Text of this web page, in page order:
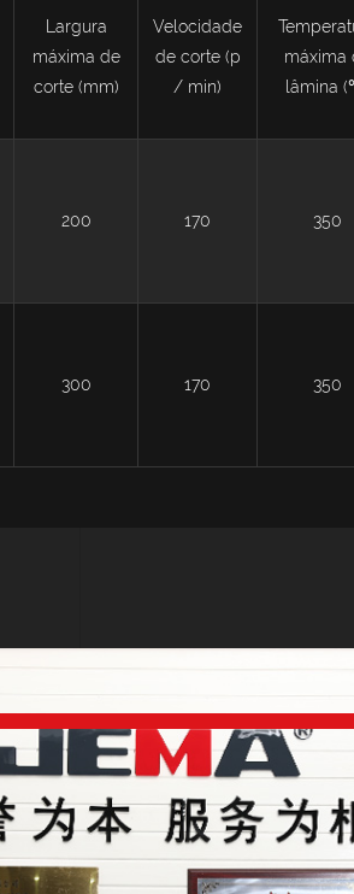
Largura
máxima de
corte (mm)
Velocidade
de corte (p
/ min)
máxima
lâmina
200 170 350
300 170 350